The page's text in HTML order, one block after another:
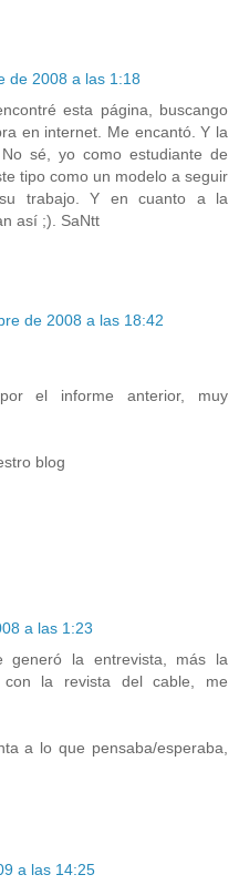
de 2008 a las 1:18
esta página, buscango
en internet. Me encantó. Y la
sé, yo como estudiante de
tipo como un modelo a seguir
trabajo. Y en cuanto a la
así ;). SaNtt
de 2008 a las 18:42
el informe anterior, muy
blog
a las 1:23
generó la entrevista, más la
la revista del cable, me
a lo que pensaba/esperaba,
a las 14:25